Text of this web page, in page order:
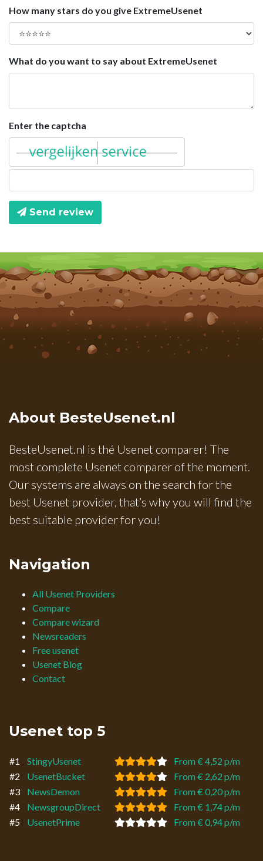
How many stars do you give ExtremeUsenet
What do you want to say about ExtremeUsenet
Enter the captcha
Send review
About BesteUsenet.nl
BesteUsenet.nl is thé Usenet comparer! The
most complete Usenet comparer of the moment.
Our systems are always on the search for the
best Usenet provider, that’s why you will find the
best suitable provider for you!
Navigation
All Usenet Providers
Compare
Compare wizard
Newsreaders
Free usenet
Usenet Blog
Contact
Usenet top 5
#1 StingyUsenet
From € 4,52 p/m
#2
UsenetBucket
From € 2,62 p/m
#3
NewsDemon
From € 0,20 p/m
#4
NewsgroupDirect
From € 1,74 p/m
#5
UsenetPrime From € 0,94 p/m